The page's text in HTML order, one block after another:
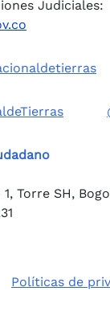
Judiciales:
Torre SH,
Políticas de